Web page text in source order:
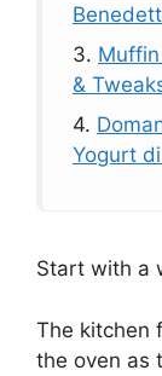
3.
&
4.
Yogurt
Start with a
The kitchen
the oven as